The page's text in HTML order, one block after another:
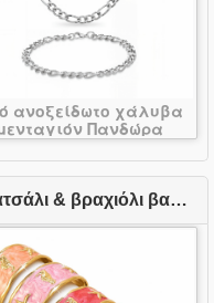
ανοξείδωτο χάλυβα
Πανδώρα
Βραχιόλι από ανοξείδωτο ατσάλι & βραχιόλι βαρύ